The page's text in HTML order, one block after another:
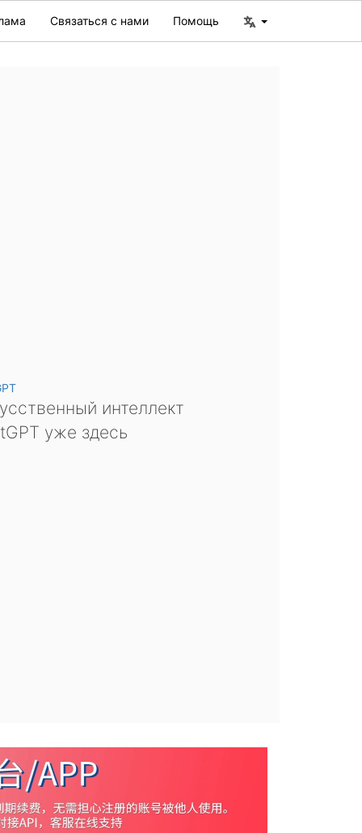
Связаться с нами Помощь
интеллект
уже здесь